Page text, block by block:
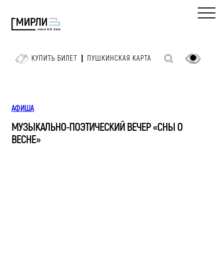
КУПИТЬ БИЛЕТ ПУШКИНСКАЯ КАРТА
АФИША
МУЗЫКАЛЬНО-ПОЭТИЧЕСКИЙ ВЕЧЕР «СНЫ О
ВЕСНЕ»